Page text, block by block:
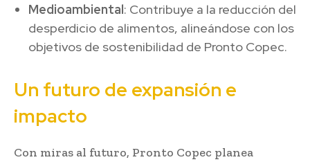
Medioambiental: Contribuye a la reducción del
desperdicio de alimentos, alineándose con los
objetivos de sostenibilidad de Pronto Copec.
Un futuro de expansión e
impacto
Con miras al futuro, Pronto Copec planea